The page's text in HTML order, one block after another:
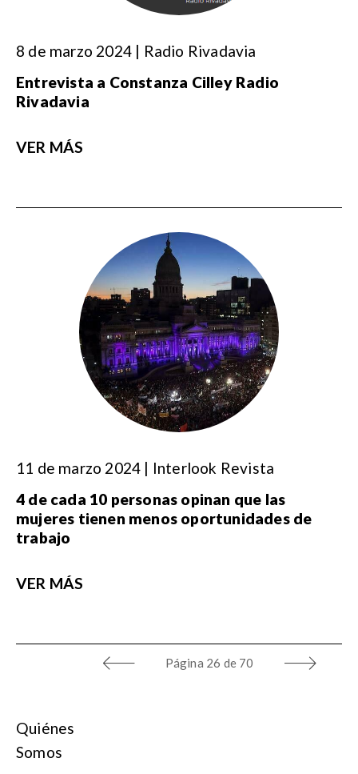
8 de marzo 2024 | Radio Rivadavia
Entrevista a Constanza Cilley Radio
Rivadavia
VER MÁS
11 de marzo 2024 | Interlook Revista
4 de cada 10 personas opinan que las
mujeres tienen menos oportunidades de
trabajo
VER MÁS
Página 26 de 70
Quiénes
Somos